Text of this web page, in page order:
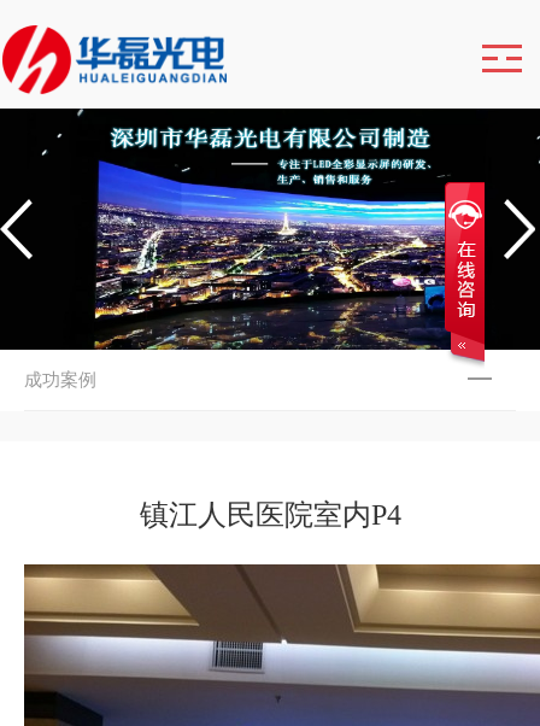
成功案例
镇江人民医院室内P4